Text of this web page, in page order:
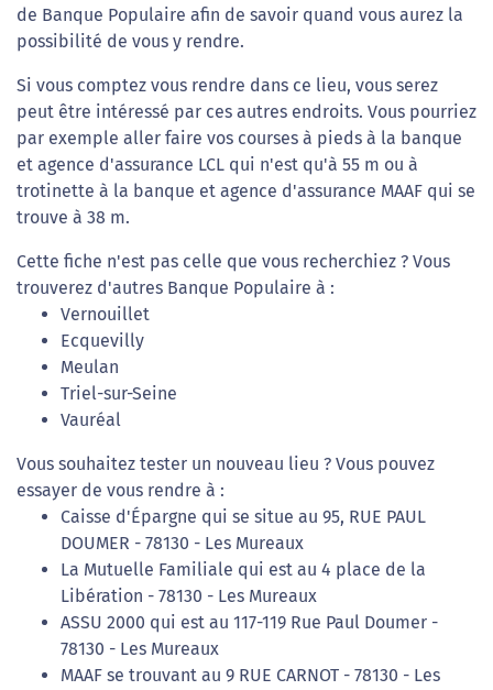
de Banque Populaire afin de savoir quand vous aurez la
possibilité de vous y rendre.
Si vous comptez vous rendre dans ce lieu, vous serez
peut être intéressé par ces autres endroits. Vous pourriez
par exemple aller faire vos courses à pieds à la banque
et agence d'assurance LCL qui n'est qu'à 55 m ou à
trotinette à la banque et agence d'assurance MAAF qui se
trouve à 38 m.
Cette fiche n'est pas celle que vous recherchiez ? Vous
trouverez d'autres Banque Populaire à :
Vernouillet
Ecquevilly
Meulan
Triel-sur-Seine
Vauréal
Vous souhaitez tester un nouveau lieu ? Vous pouvez
essayer de vous rendre à :
Caisse d'Épargne qui se situe au 95, RUE PAUL
DOUMER - 78130 - Les Mureaux
La Mutuelle Familiale qui est au 4 place de la
Libération - 78130 - Les Mureaux
ASSU 2000 qui est au 117-119 Rue Paul Doumer -
78130 - Les Mureaux
MAAF se trouvant au 9 RUE CARNOT - 78130 - Les